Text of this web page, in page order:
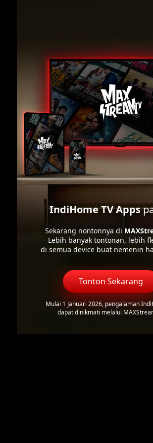
IndiHome TV Apps
Sekarang nontonnya di
Lebih banyak tontonan, lebih
di semua device buat nemenin
Tonton Sekarang
Mulai 1 Januari 2026, pengalaman
dapat dinikmati melalui